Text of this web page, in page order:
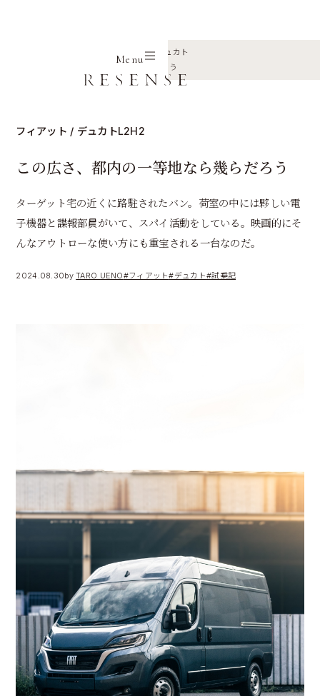
Menu
デュカト
この広さ、都内の一等地なら幾らだろう
フィアット / デュカトL2H2
この広さ、都内の一等地なら幾らだろう
ターゲット宅の近くに路駐されたバン。荷室の中には夥しい電
子機器と諜報部員がいて、スパイ活動をしている。映画的にそ
んなアウトローな使い方にも重宝される一台なのだ。
2024.08.30byTARO UENO#フィアット#デュカト#試乗記